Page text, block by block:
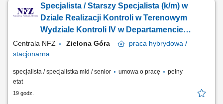
ograniczających lub eliminujących stwierdzone nieprawidłowości i
zidentyfikowane ryzyka; monitorowanie przeprowadzanych w Spółce
audytów/kontroli zewnętrznych;...
Specjalista / Starszy Specjalista (k/m) w
Dziale Realizacji Kontroli w Terenowym
Wydziale Kontroli IV w Departamencie
Kontroli (wykształcenie wyższe
medyczne: pielęgniarstwo, fizjoterapia)
Centrala NFZ Zielona Góra praca hybrydowa /
stacjonarna
specjalista / specjalistka mid / senior umowa o pracę
pełny
etat
19 godz.